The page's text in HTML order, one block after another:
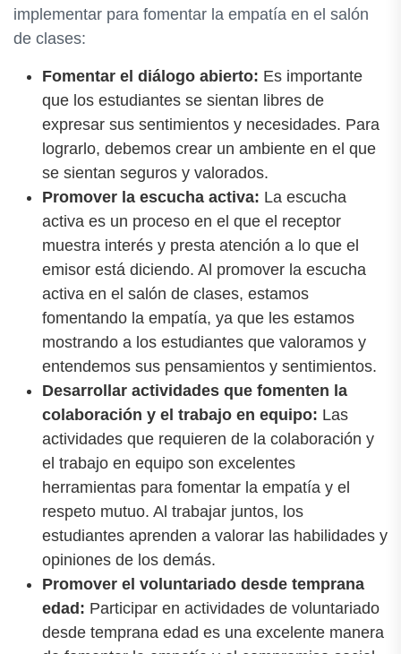
implementar para fomentar la empatía en el salón
de clases:
Fomentar el diálogo abierto: Es importante
que los estudiantes se sientan libres de
expresar sus sentimientos y necesidades. Para
lograrlo, debemos crear un ambiente en el que
se sientan seguros y valorados.
Promover la escucha activa: La escucha
activa es un proceso en el que el receptor
muestra interés y presta atención a lo que el
emisor está diciendo. Al promover la escucha
activa en el salón de clases, estamos
fomentando la empatía, ya que les estamos
mostrando a los estudiantes que valoramos y
entendemos sus pensamientos y sentimientos.
Desarrollar actividades que fomenten la
colaboración y el trabajo en equipo: Las
actividades que requieren de la colaboración y
el trabajo en equipo son excelentes
herramientas para fomentar la empatía y el
respeto mutuo. Al trabajar juntos, los
estudiantes aprenden a valorar las habilidades y
opiniones de los demás.
Promover el voluntariado desde temprana
edad: Participar en actividades de voluntariado
desde temprana edad es una excelente manera